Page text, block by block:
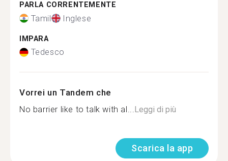
PARLA CORRENTEMENTE
Tamil Inglese
IMPARA
Tedesco
Vorrei un Tandem che
No barrier like to talk with al...Leggi di più
Scarica la app